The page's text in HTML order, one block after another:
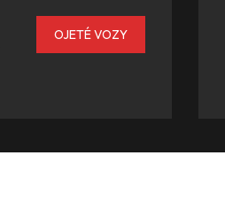
OJETÉ VOZY